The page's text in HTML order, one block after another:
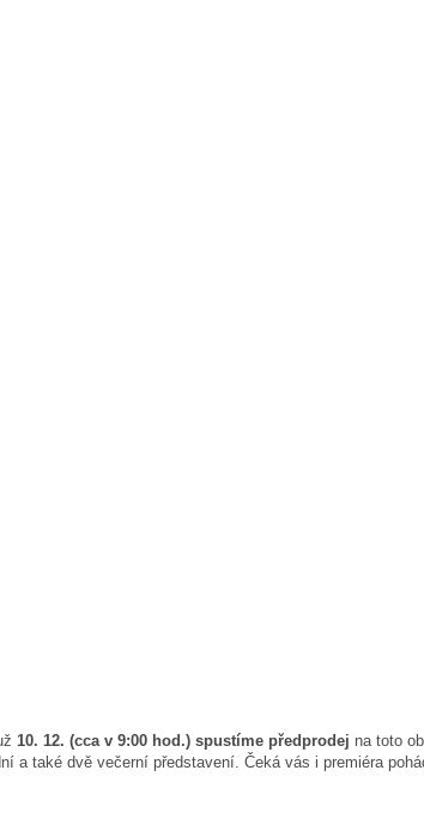
10. 12. (cca v 9:00 hod.) spustíme předprodej na toto
a také dvě večerní představení. Čeká vás i premiéra